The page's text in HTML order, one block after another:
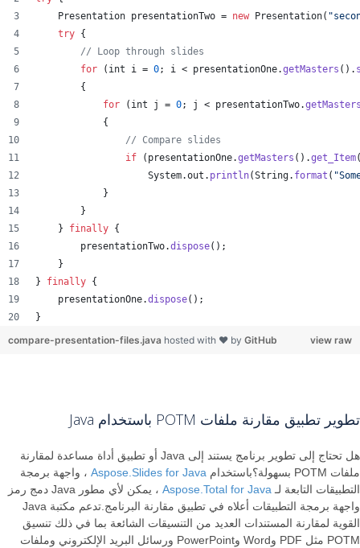
Presentation presentationTwo = new Presentation(
try {
// Loop through slides
for ( int i = 0; i < presentationOne.getMasters ().
        {
for ( int j = 0; j < presentationTwo.
            {
// Compare slides
if ( presentationOne.getMasters ().get_Item
System.out . println(String. format (
            }
        }
    }
finally {
presentationTwo.dispose();
    }
} finally {
presentationOne.dispose();
}
view raw
compare-presentation-files.java hosted with ❤ by GitHub
تطوير تطبيق مقارنة ملفات POTM باستخدام Java
هل تحتاج إلى تطوير برنامج يستند إلى Java أو تطبيق أداة مساعدة لمقارنة
ملفات POTM بسهولة؟باستخدام
Aspose.Slides for Java ، واجهة برمجة
التطبيقات التابعة لـ Aspose.Total for Java
، يمكن لأي مطور Java دمج رمز
واجهة برمجة التطبيقات أعلاه في تطبيق مقارنة البرنامج.تدعم مكتبة Java
القوية لمقارنة المستندات العديد من التنسيقات الشائعة بما في ذلك تنسيق
POTM مثل PDF وWord وPowerPoint ورسائل البريد الإلكتروني وملفات